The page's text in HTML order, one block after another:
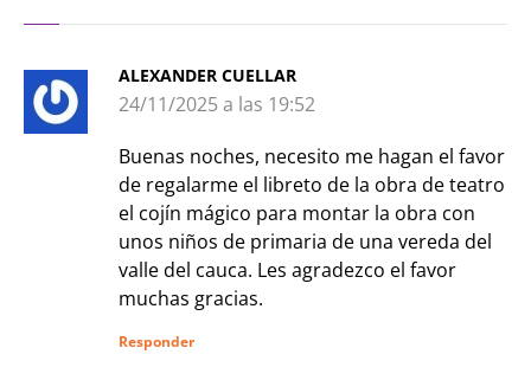
ALEXANDER CUELLAR
24/11/2025 a las 19:52
Buenas noches, necesito me hagan el favor
de regalarme el libreto de la obra de teatro
el cojín mágico para montar la obra con
unos niños de primaria de una vereda del
valle del cauca. Les agradezco el favor
muchas gracias.
Responder